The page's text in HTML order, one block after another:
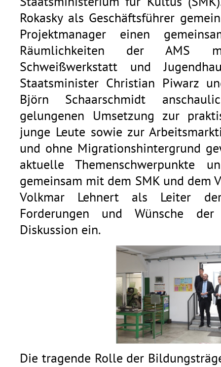
Rokasky als Geschäftsführer
Projektmanager einen
Räumlichkeiten der AMS
Schweißwerkstatt und
Staatsminister Christian Piwarz
Björn Schaarschmidt
gelungenen Umsetzung zur
junge Leute sowie zur
und ohne Migrationshintergrund
aktuelle Themenschwerpunkte
gemeinsam mit dem SMK und dem
Volkmar Lehnert als Leiter der
Forderungen und Wünsche
Diskussion ein.
Die tragende Rolle der